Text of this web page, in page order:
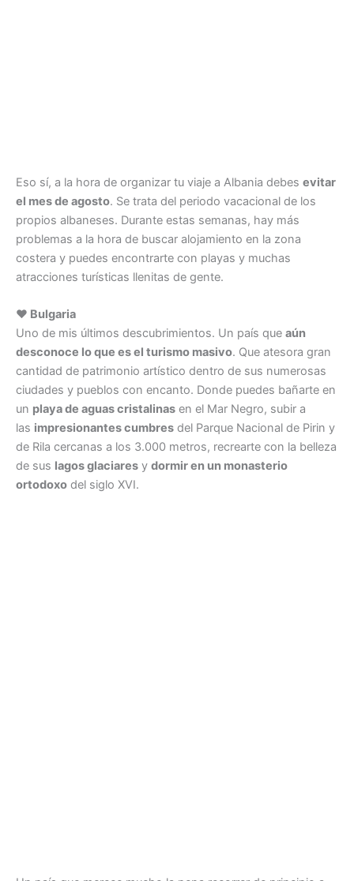
Eso sí, a la hora de organizar tu viaje a Albania debes evitar
el mes de agosto. Se trata del periodo vacacional de los
propios albaneses. Durante estas semanas, hay más
problemas a la hora de buscar alojamiento en la zona
costera y puedes encontrarte con playas y muchas
atracciones turísticas llenitas de gente.
♥ Bulgaria
Uno de mis últimos descubrimientos. Un país que aún
desconoce lo que es el turismo masivo. Que atesora gran
cantidad de patrimonio artístico dentro de sus numerosas
ciudades y pueblos con encanto. Donde puedes bañarte en
un playa de aguas cristalinas en el Mar Negro, subir a
las impresionantes cumbres del Parque Nacional de Pirin y
de Rila cercanas a los 3.000 metros, recrearte con la belleza
de sus lagos glaciares y dormir en un monasterio
ortodoxo del siglo XVI.